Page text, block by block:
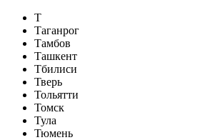
Т
Таганрог
Тамбов
Ташкент
Тбилиси
Тверь
Тольятти
Томск
Тула
Тюмень